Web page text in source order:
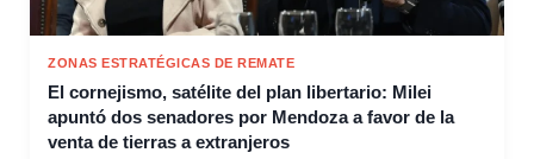
ZONAS ESTRATÉGICAS DE REMATE
El cornejismo, satélite del plan libertario: Milei
apuntó dos senadores por Mendoza a favor de la
venta de tierras a extranjeros